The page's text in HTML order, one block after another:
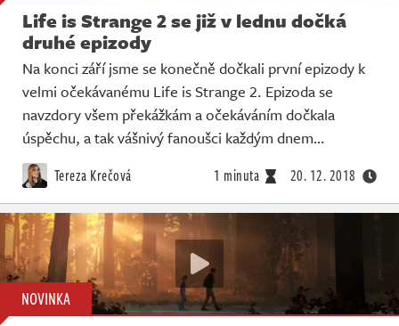
Life is Strange 2 se již v lednu dočká
druhé epizody
Na konci září jsme se konečně dočkali první epizody k
velmi očekávanému Life is Strange 2. Epizoda se
navzdory všem překážkám a očekáváním dočkala
úspěchu, a tak vášnivý fanoušci každým dnem…
Tereza Krečová 1 minuta 20. 12. 2018
NOVINKA